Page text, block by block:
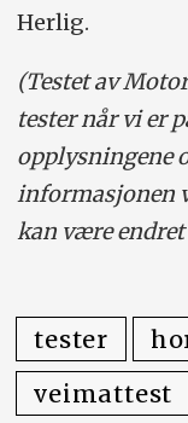
Herlig.
(Testet av
tester når vi er
opplysningene
informasjonen
kan være endret
tester
veimattest